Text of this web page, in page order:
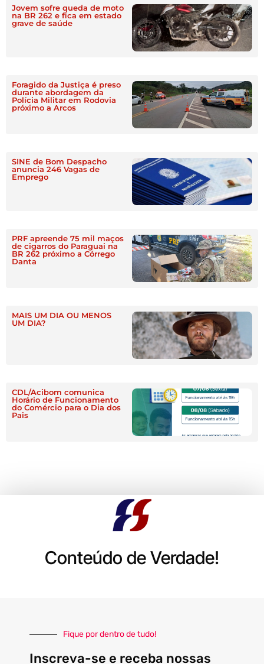
Jovem sofre queda de moto
na BR 262 e fica em estado
grave de saúde
Foragido da Justiça é preso
durante abordagem da
Polícia Militar em Rodovia
próximo a Arcos
SINE de Bom Despacho
anuncia 246 Vagas de
Emprego
PRF apreende 75 mil maços
de cigarros do Paraguai na
BR 262 próximo a Córrego
Danta
MAIS UM DIA OU MENOS
UM DIA?
CDL/Acibom comunica
Horário de Funcionamento
do Comércio para o Dia dos
Pais
Conteúdo de Verdade!
Fique por dentro de tudo!
Inscreva-se e receba nossas